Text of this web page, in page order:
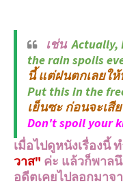
เช่นActually,
the rain spoils
นี้ แต่ฝนตกเลยใ
Put this in the
เย็นซะ ก่อนจะเสี
Don't spoil your
เมื่อไปดูหนังเรื่องนี้
วาส" ค่ะ แล้วก็พาล
อดีตเคยไปลอกมาจ